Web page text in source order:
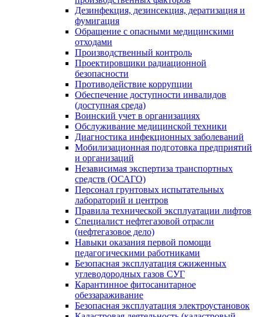
Дезинфекция, дезинсекция, дератизация и
фумигация
Обращение с опасными медицинскими
отходами
Производственный контроль
Проектировщики радиационной
безопасности
Противодействие коррупции
Обеспечение доступности инвалидов
(доступная среда)
Воинский учет в организациях
Обслуживание медицинской техники
Диагностика инфекционных заболеваний
Мобилизационная подготовка предприятий
и организаций
Независимая экспертиза транспортных
средств (ОСАГО)
Персонал грунтовых испытательных
лабораторий и центров
Правила технической эксплуатации лифтов
Специалист нефтегазовой отрасли
(нефтегазовое дело)
Навыки оказания первой помощи
педагогическими работниками
Безопасная эксплуатация сжиженных
углеводородных газов СУГ
Карантинное фитосанитарное
обеззараживание
Безопасная эксплуатация электроустановок